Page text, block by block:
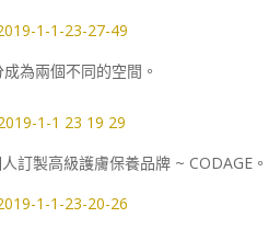
為兩個不同的空間。
訂製高級護膚保養品牌 ~ CODAGE。